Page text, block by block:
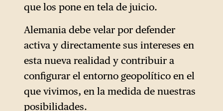
que los pone en tela de juicio.
Alemania debe velar por defender
activa y directamente sus intereses en
esta nueva realidad y contribuir a
configurar el entorno geopolítico en el
que vivimos, en la medida de nuestras
posibilidades.